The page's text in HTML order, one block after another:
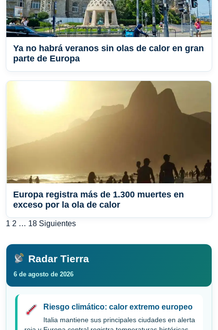
Ya no habrá veranos sin olas de calor en gran
parte de Europa
Europa registra más de 1.300 muertes en
exceso por la ola de calor
Paginación
de
entradas
1 2 … 18 Siguientes
Radar Tierra
6 de agosto de 2026
Riesgo climático: calor extremo europeo
Italia mantiene sus principales ciudades en alerta